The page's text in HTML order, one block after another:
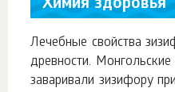
Химия здоровья
Лечебные свойства
древности.
заваривали зизифору